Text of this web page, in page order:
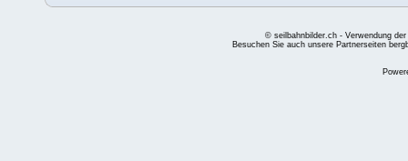
© seilbahnbilder.ch - Verwendung
Besuchen Sie auch unsere Partnerseiten